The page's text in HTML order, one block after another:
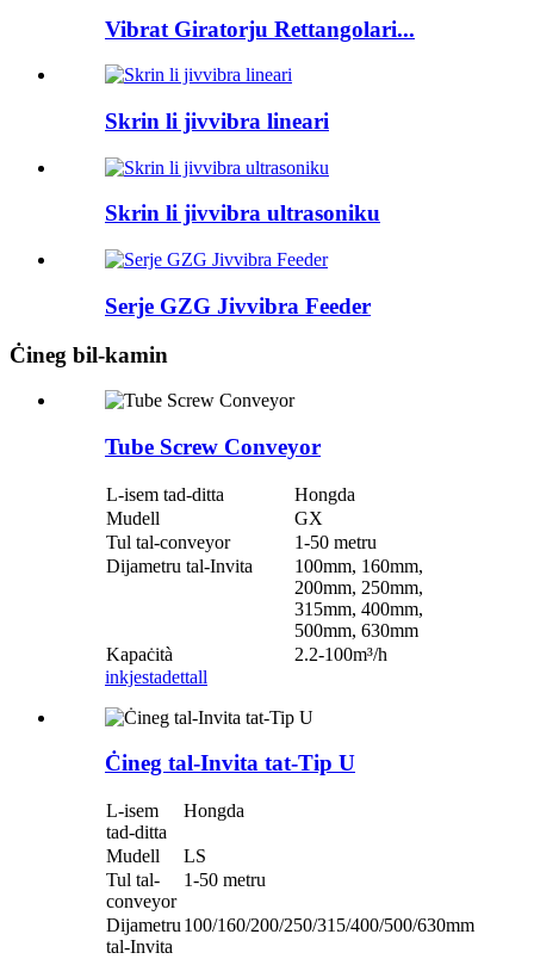
Vibrat Giratorju Rettangolari...
Skrin li jivvibra lineari
Skrin li jivvibra ultrasoniku
Serje GZG Jivvibra Feeder
Ċineg bil-kamin
Tube Screw Conveyor
L-isem tad-ditta
Hongda
Mudell
GX
Tul tal-conveyor
1-50 metru
Dijametru tal-Invita
100mm, 160mm,
200mm, 250mm,
315mm, 400mm,
500mm, 630mm
Kapaċità
2.2-100m³/h
inkjestadettall
Ċineg tal-Invita tat-Tip U
L-isem
tad-ditta
Hongda
Mudell
LS
Tul tal-
conveyor
1-50 metru
Dijametru
tal-Invita
100/160/200/250/315/400/500/630mm